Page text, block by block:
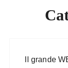
Il grande